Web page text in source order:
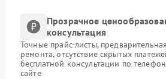
Прозрачное
консультация
Точные прайс-листы,
ремонта, отсутствие скрытых
бесплатной консультации по
сайте